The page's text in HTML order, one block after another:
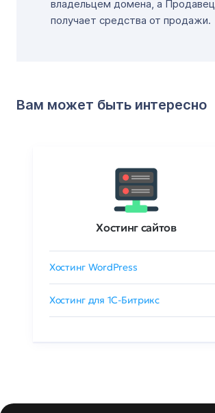
владельцем домена, а Продавец
получает средства от продажи.
Вам может быть интересно
Хостинг сайтов
Хостинг WordPress
Хостинг для 1C-Битрикс